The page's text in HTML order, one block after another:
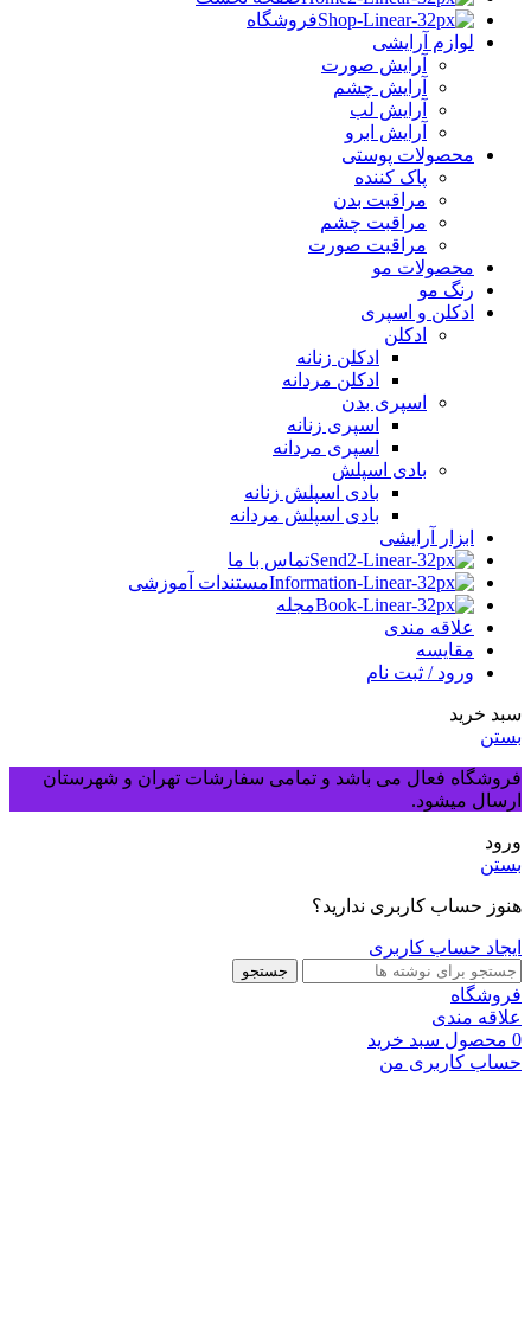
فروشگاه
لوازم آرایشی
آرایش صورت
آرایش چشم
آرایش لب
آرایش ابرو
محصولات پوستی
پاک کننده
مراقبت بدن
مراقبت چشم
مراقبت صورت
محصولات مو
رنگ مو
ادکلن و اسپری
ادکلن
ادکلن زنانه
ادکلن مردانه
اسپری بدن
اسپری زنانه
اسپری مردانه
بادی اسپلش
بادی اسپلش زنانه
بادی اسپلش مردانه
ابزار آرایشی
تماس با ما
مستندات آموزشی
مجله
علاقه مندی
مقایسه
ورود / ثبت نام
سبد خرید
بستن
فروشگاه فعال می باشد و تمامی سفارشات تهران و شهرستان
ارسال میشود.
ورود
بستن
هنوز حساب کاربری ندارید؟
ایجاد حساب کاربری
جستجو
فروشگاه
علاقه مندی
0 محصول سبد خرید
حساب کاربری من